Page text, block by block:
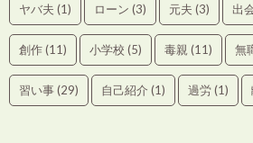
ヤバ夫 (1) ローン (3) 元夫 (3) 出
創作(11) 小学校 (5) 毒親 (11) 無
習い事(29) 自己紹介 (1) 過労(1)